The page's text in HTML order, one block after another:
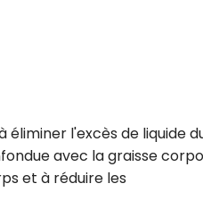
éliminer l'excès de liquide
avec la graisse
et à réduire les